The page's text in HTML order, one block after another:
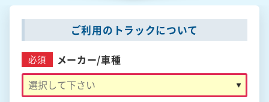
ご利用のトラックについて
必須 メーカー/車種